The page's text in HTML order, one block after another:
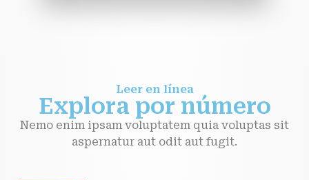
Leer en línea
Explora por número
Nemo enim ipsam voluptatem quia voluptas sit
aspernatur aut odit aut fugit.